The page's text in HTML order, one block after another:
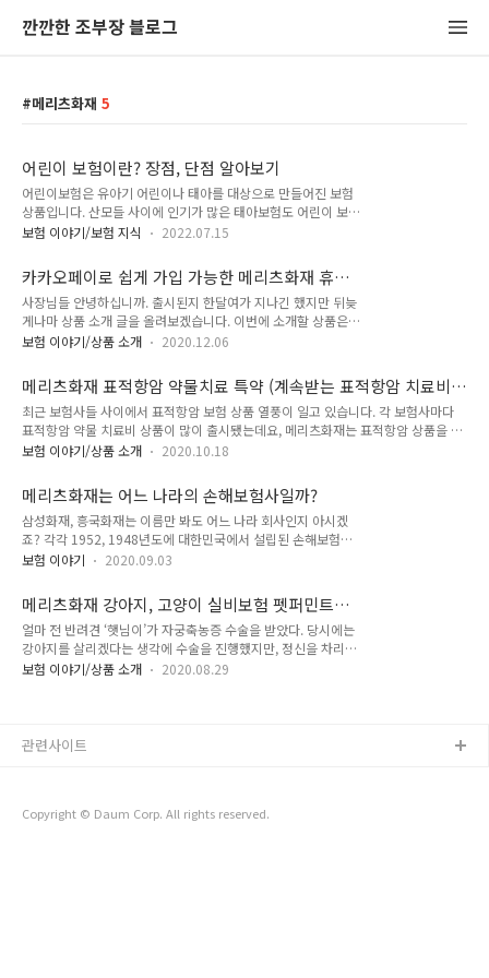
깐깐한 조부장 블로그
메리츠화재 5
어린이 보험이란? 장점, 단점 알아보기
어린이보험은 유아기 어린이나 태아를 대상으로 만들어진 보험
상품입니다. 산모들 사이에 인기가 많은 태아보험도 어린이 보험
의 일종이라고 생각하시면 됩니다. 원래는 아이들을 대상으로 만
고 있습니다. 어린이보험 가입제한 나이는 과거엔 만 18세 정도
였으나, 최근엔 만 30세 정도까지 올라갔습니다. 어린이보험은
같은 보장을 받을 때 일반적으로 일반 상품에 비해 더 저렴하기
때문에 젊은 보험계약자에게 추천하기도 합니다. “보장 좋다”
소문에 '어린이보험' 드는 20대 직장인들 보장 좋다 소문에 어린
좋다는 소문에 어린이보험을 드는 20대 직장인들이 늘고 있기도
합니다. 그래서 요즘은..
보험 이야기/보험 지식 2022.07.15
카카오페이로 쉽게 가입 가능한 메리츠화재 휴대
폰보험 출시
사장님들 안녕하십니까. 출시된지 한달여가 지나긴 했지만 뒤늦
게나마 상품 소개 글을 올려보겠습니다. 이번에 소개할 상품은
바로 메리츠화재의 휴대폰 보험 상품입니다. 20년 11월에 카카
명은 '메리츠화재 휴대폰보험III'입니다. 기존에 통신사 보험의
경우 보통 개통일로부터 30일 내만 가입 가능하고 중고폰은 가
입하지 못했습니다. AppleCare Protection+(애플케어 프로텍
션 플러스, 일명 애케플)처럼 제조사에서 제공하는 보험은 보험
료가 꽤 비싼 것이 부담이 되기도 하고요, 이 경우도 중고폰은 가
던 폰도 가입 가능하고, 월 1000원부터 가입 가능해 부담없이
가입할 수 있다는 장점..
보험 이야기/상품 소개 2020.12.06
메리츠화재 표적항암 약물치료 특약 (계속받는 표적항암 치료비
특약)
최근 보험사들 사이에서 표적항암 보험 상품 열풍이 일고 있습니다. 각 보험사마다
표적항암 약물 치료비 상품이 많이 출시됐는데요, 메리츠화재는 표적항암 상품을 다
른 보험사에 비해 늦게 출시한 편입니다. 메리츠화재는 늦게 출시한 만큼 다른 보험
니다. 메리츠화재 표적항암 약물치료 특약 정보 타 보험사와 차별화되는 점은 다음과
같습니다 1. 짧은 면책기간(감액기간) 암보험은 보통 감액기간(또는 면책기간)이 있
습니다. 보험 들자마자 암진단을 받아 보험금을 수령하는 경우가 많이 생겨서 이런
제도를 도입한 듯 합니다. 메리츠화재의 경우 감액기간이 1년입니다. 타사는 보통 2
년입니다. 가입 후 180일 미만이 경과한 경우 25%, 1년 미만..
보험 이야기/상품 소개 2020.10.18
메리츠화재는 어느 나라의 손해보험사일까?
삼성화재, 흥국화재는 이름만 봐도 어느 나라 회사인지 아시겠
죠? 각각 1952, 1948년도에 대한민국에서 설립된 손해보험사
입니다. 그럼 과연 메리츠화재는 어느 나라 회사일까요? 메리츠
츠화재는 1922년에 설립된 한국 회사입니다. 1922년 '조선화
재해상보험'으로 설립되었는데 이는 현존하는 한국 보험회사중
가장 오래된 것이라고 합니다. 1946년에는 한글로 된 최초의 보
험 전문서인 '보험요론'을 발간하기도 했으며, 1950년에는 동양
에서 제일가는 손보사로 만들겠다는 의지를 담아 '동양화재'로
보험 이야기 2020.09.03
메리츠화재 강아지, 고양이 실비보험 펫퍼민트
(Petpermint)
얼마 전 반려견 ‘햇님이’가 자궁축농증 수술을 받았다. 당시에는
강아지를 살리겠다는 생각에 수술을 진행했지만, 정신을 차리고
카드 명세서를 보니 한숨만 나왔다. 수술과 입원을 하며 병원비
이 나오는 이유다. [펫플스토리] 만만찮은 반려동물 병원비, 보험
부담해야 합니다. 만만찮은 반려동물 의료비를 마련하기 위해 적
보험 이야기/상품 소개 2020.08.29
Copyright © Daum Corp. All rights reserved.
관련사이트